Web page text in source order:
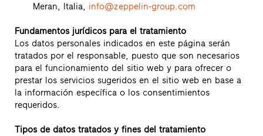
Meran, Italia, info@zeppelin-group.com
Fundamentos jurídicos para el tratamiento
Los datos personales indicados en este página serán
tratados por el responsable, puesto que son necesarios
para el funcionamiento del sitio web y para ofrecer o
prestar los servicios sugeridos en el sitio web en base a
la información específica o los consentimientos
requeridos.
Tipos de datos tratados y fines del tratamiento